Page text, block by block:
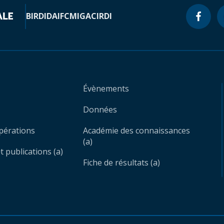
BIRDIDAIFCMIGACIRDI
publications (a)
Évènements
Données
Académie des connaissances
(a)
Fiche de résultats (a)